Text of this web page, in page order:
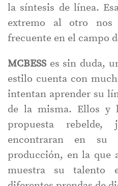
la síntesis de línea.
extremo al otro
frecuente en el campo
MCBESSes sin duda,
estilo cuenta con
intentan aprender su
de la misma. Ellos y
propuesta rebelde,
encontraran en su
producción, en la que
muestra su talento